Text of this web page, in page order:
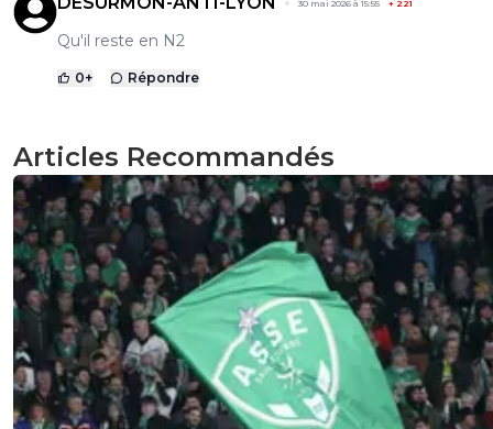
30 mai 2026 à 15:55 + 221
Qu'il reste en N2
0+ Répondre
Articles Recommandés